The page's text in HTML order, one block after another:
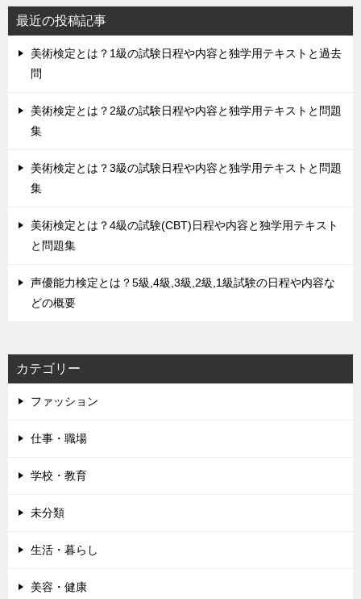
最近の投稿記事
美術検定とは？1級の試験日程や内容と独学用テキストと過去
問
美術検定とは？2級の試験日程や内容と独学用テキストと問題
集
美術検定とは？3級の試験日程や内容と独学用テキストと問題
集
美術検定とは？4級の試験(CBT)日程や内容と独学用テキスト
と問題集
声優能力検定とは？5級,4級,3級,2級,1級試験の日程や内容な
どの概要
カテゴリー
ファッション
仕事・職場
学校・教育
未分類
生活・暮らし
美容・健康